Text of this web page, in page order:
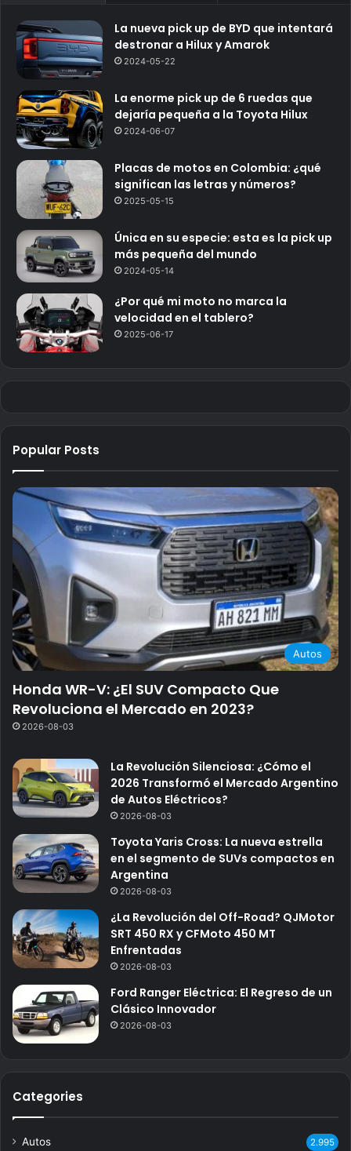
La nueva pick up de BYD que intentará
destronar a Hilux y Amarok
2024-05-22
La enorme pick up de 6 ruedas que
dejaría pequeña a la Toyota Hilux
2024-06-07
Placas de motos en Colombia: ¿qué
significan las letras y números?
2025-05-15
Única en su especie: esta es la pick up
más pequeña del mundo
2024-05-14
¿Por qué mi moto no marca la
velocidad en el tablero?
2025-06-17
Popular Posts
Autos
Honda WR-V: ¿El SUV Compacto Que
Revoluciona el Mercado en 2023?
2026-08-03
La Revolución Silenciosa: ¿Cómo el
2026 Transformó el Mercado Argentino
de Autos Eléctricos?
2026-08-03
Toyota Yaris Cross: La nueva estrella
en el segmento de SUVs compactos en
Argentina
2026-08-03
¿La Revolución del Off-Road? QJMotor
SRT 450 RX y CFMoto 450 MT
Enfrentadas
2026-08-03
Ford Ranger Eléctrica: El Regreso de un
Clásico Innovador
2026-08-03
Categories
Autos 2.995